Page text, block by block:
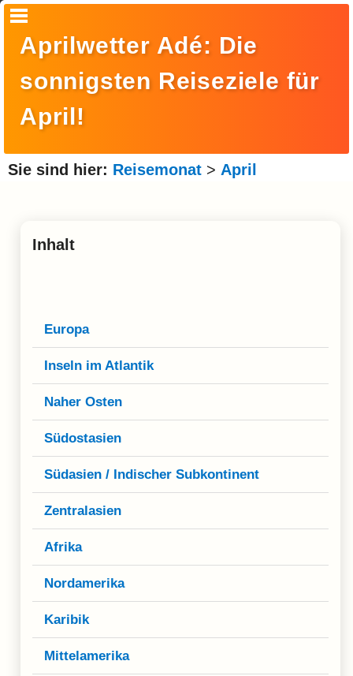
Amerika
Asien
Reisemonat
Impressum & Datenschutz
Aprilwetter Adé: Die
sonnigsten Reiseziele für
April!
Sie sind hier: Reisemonat > April
Inhalt
Europa
Inseln im Atlantik
Naher Osten
Südostasien
Südasien / Indischer Subkontinent
Zentralasien
Afrika
Nordamerika
Karibik
Mittelamerika